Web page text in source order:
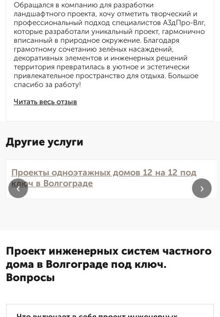
Читать весь отзыв
Обращался в компанию для разработки
ландшафтного проекта, хочу отметить творческий и
профессиональный подход специалистов А3дПро-Влг,
которые разработали уникальный проект, гармонично
вписанный в природное окружение. Благодаря
грамотному сочетанию зелёных насаждений,
декоративных элементов и инженерных решений
территория превратилась в уютное и эстетически
привлекательное пространство для отдыха. Большое
спасибо за работу!
Другие услуги
Проекты одноэтажных домов 12 на 12 под
ключ в Волгограде
‹ ›
Проект инженерных систем частного
дома в Волгограде под ключ.
Вопросы